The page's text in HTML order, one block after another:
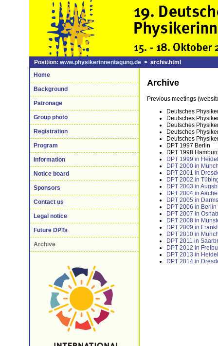
Position: www.physikerinnentagung.de > archiv.html
Home
Background
Patronage
Group photo
Registration
Program
Information
Notice board
Sponsors
Contact us
Legal notice
Future DPTs
Archive
Archive
Previous meetings
Deutsches
Deutsches
Deutsches
Deutsches
Deutsches
DPT 1997 Berlin
DPT 1998
DPT 1999 in
DPT 2000 in
DPT 2001 in
DPT 2002 in
DPT 2003 in
DPT 2004 in
DPT 2005 in
DPT 2006 in Berlin
DPT 2007 in
DPT 2008 in
DPT 2009 in
DPT 2010 in
DPT 2011 in
DPT 2012 in
DPT 2013 in
DPT 2014 in